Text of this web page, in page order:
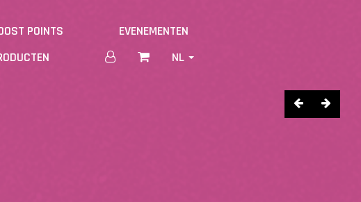
POINTS
EVENEMENTEN
NL
PREVIOUS